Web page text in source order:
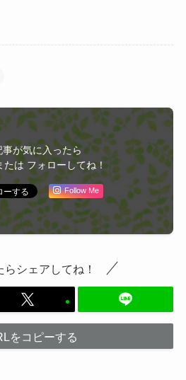
事が気に入ったら
は フォローしてね！
Follow Me
らシェアしてね！
をコピーする